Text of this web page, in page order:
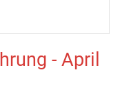
- April